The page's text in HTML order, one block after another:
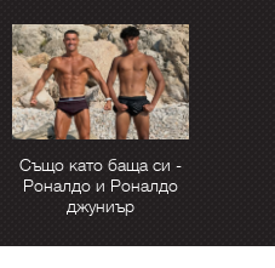
Също като баща си -
Роналдо и Роналдо
джуниър